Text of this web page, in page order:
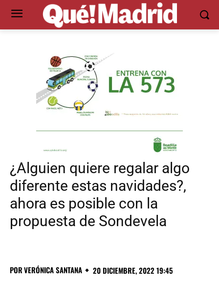
¿Alguien quiere regalar algo
diferente estas navidades?,
ahora es posible con la
propuesta de Sondevela
PORVERÓNICA SANTANA 20 DICIEMBRE, 2022 19:45